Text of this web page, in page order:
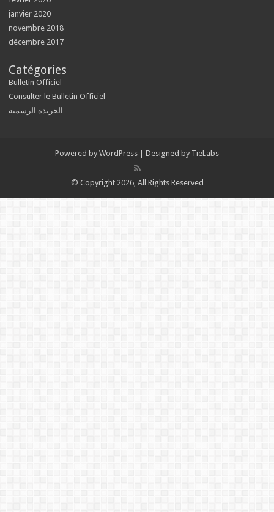
janvier 2020
novembre 2018
décembre 2017
Catégories
Bulletin Officiel
Consulter le Bulletin Officiel
الجريدة الرسمية
Powered by WordPress | Designed by TieLabs
© Copyright 2026, All Rights Reserved